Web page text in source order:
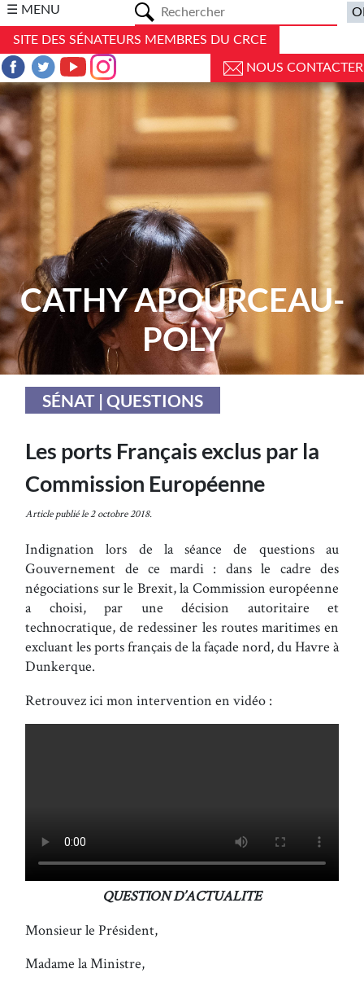
☰ MENU
SITE DES SÉNATEURS MEMBRES DU CRCE
NOUS CONTACTER
CATHY APOURCEAU-
POLY
SÉNAT | QUESTIONS
Les ports Français exclus par la
Commission Européenne
Article publié le 2 octobre 2018.
Indignation lors de la séance de questions au
Gouvernement de ce mardi : dans le cadre des
négociations sur le Brexit, la Commission européenne
a choisi, par une décision autoritaire et
technocratique, de redessiner les routes maritimes en
excluant les ports français de la façade nord, du Havre à
Dunkerque.
Retrouvez ici mon intervention en vidéo :
QUESTION D’ACTUALITE
Monsieur le Président,
Madame la Ministre,